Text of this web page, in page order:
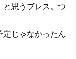
と思うブレス。つ
定じゃなかったん